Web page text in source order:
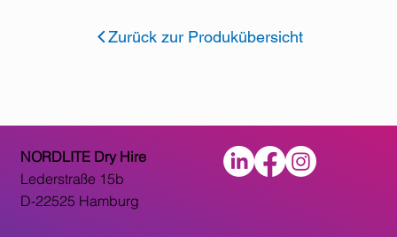
Zurück zur Produkübersicht
NORDLITE Dry Hire
Lederstraße 15b
D-22525 Hamburg